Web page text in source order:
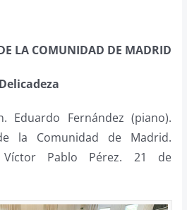
LA COMUNIDAD DE MADRID
Delicadeza
Eduardo Fernández (piano).
la Comunidad de Madrid.
Víctor Pablo Pérez. 21 de